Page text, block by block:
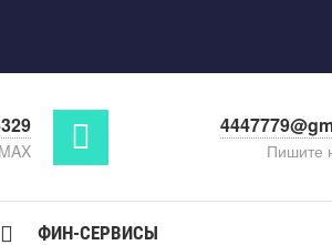
Пишите
ФИН-СЕРВИСЫ